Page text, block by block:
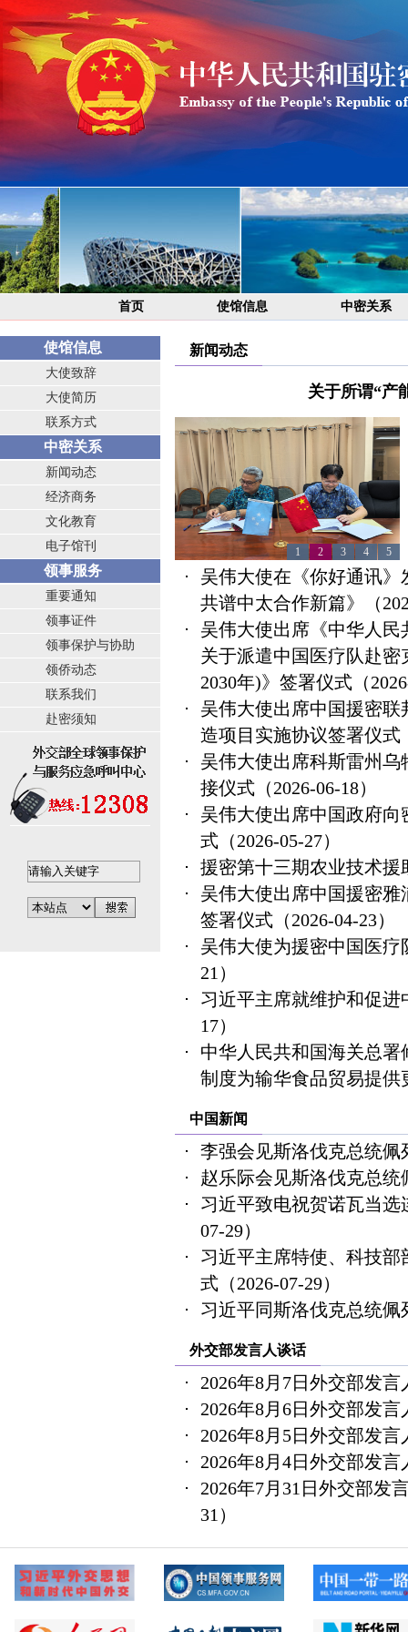
首页 使馆信息 中密关系
使馆信息
大使致辞
大使简历
联系方式
中密关系
新闻动态
经济商务
文化教育
电子馆刊
领事服务
重要通知
领事证件
领事保护与协助
领侨动态
联系我们
赴密须知
新闻动态
关于所谓“产
1 2 3 4 5
吴伟大使在《你好通讯
共谱中太合作新篇》
（
吴伟大使出席《中华人
关于派遣中国医疗队赴密
2030年)》签署仪式 （
吴伟大使出席中国援密
造项目实施协议签署仪式
吴伟大使出席科斯雷州
接仪式 （2026-06-18）
吴伟大使出席中国政府
式 （2026-05-27）
援密第十三期农业技术援
吴伟大使出席中国援密
签署仪式 （2026-04-23）
吴伟大使为援密中国医
21）
习近平主席就维护和促
17）
中华人民共和国海关总
制度为输华食品贸易提供
中国新闻
李强会见斯洛伐克总统佩
赵乐际会见斯洛伐克总统
习近平致电祝贺诺瓦当
07-29）
习近平主席特使、科技
式 （2026-07-29）
习近平同斯洛伐克总统佩
外交部发言人谈话
2026年8月7日外交部发
2026年8月6日外交部发
2026年8月5日外交部发
2026年8月4日外交部发
2026年7月31日外交部发
31）